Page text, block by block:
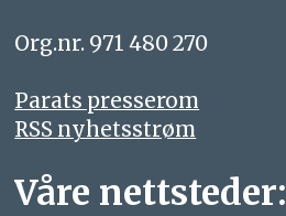
Org.nr. 971 480 270
Parats presserom
RSS nyhetsstrøm
Våre nettsteder: